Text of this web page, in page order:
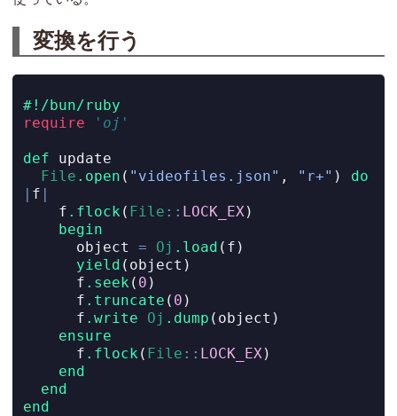
変換を行う
#!/bun/ruby
require
'oj'
def update
File .open ( "videofiles.json" , "r+" ) do
| f |
    f
.flock( File :: LOCK_EX)
begin
      object
= Oj .load (f)
yield (object)
      f
.seek( 0 )
      f
.truncate ( 0 )
      f
.write Oj .dump (object)
ensure
      f
.flock( File :: LOCK_EX)
end
end
end